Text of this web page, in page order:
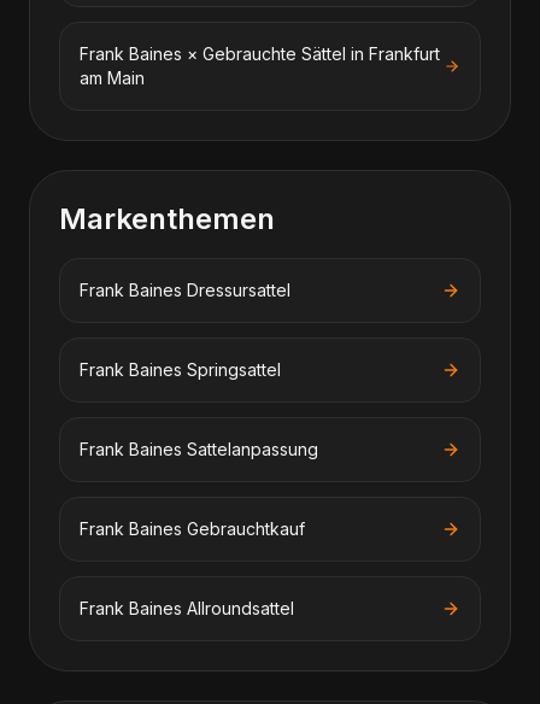
Frank Baines × Gebrauchte Sättel in Frankfurt
am Main
Markenthemen
Frank Baines Dressursattel
Frank Baines Springsattel
Frank Baines Sattelanpassung
Frank Baines Gebrauchtkauf
Frank Baines Allroundsattel